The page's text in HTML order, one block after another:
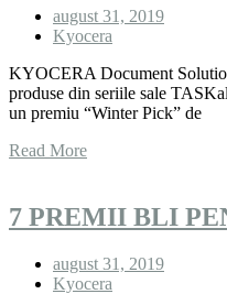
august 31, 2019
Kyocera
KYOCERA Document
produse din seriile sale
un premiu “Winter Pick” de
Read More
7 PREMII BLI
august 31, 2019
Kyocera